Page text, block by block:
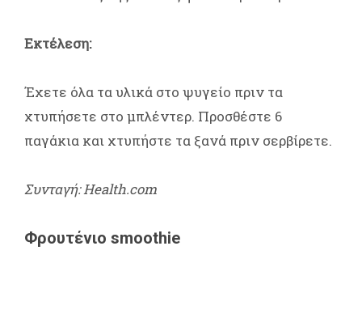
Εκτέλεση:
Έχετε όλα τα υλικά στο ψυγείο πριν τα
χτυπήσετε στο μπλέντερ. Προσθέστε 6
παγάκια και χτυπήστε τα ξανά πριν σερβίρετε.
Συνταγή: Health.com
Φρουτένιο smoothie